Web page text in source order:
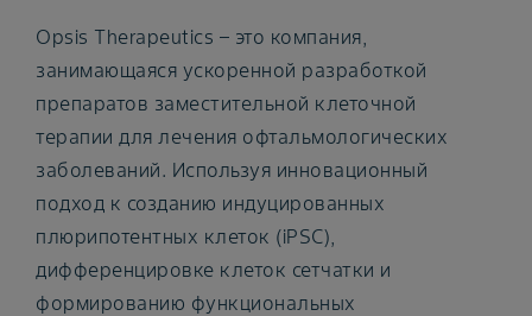
Opsis Therapeutics – это компания,
занимающаяся ускоренной разработкой
препаратов заместительной клеточной
терапии для лечения офтальмологических
заболеваний. Используя инновационный
подход к созданию индуцированных
плюрипотентных клеток (iPSC),
дифференцировке клеток сетчатки и
формированию функциональных